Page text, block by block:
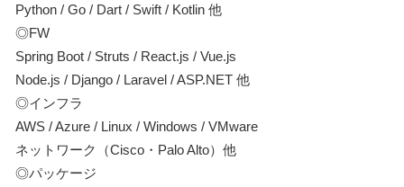
Python / Go / Dart / Swift / Kotlin 他
◎FW
Spring Boot / Struts / React.js / Vue.js
Node.js / Django / Laravel / ASP.NET 他
◎インフラ
AWS / Azure / Linux / Windows / VMware
ネットワーク（Cisco・Palo Alto）他
◎パッケージ